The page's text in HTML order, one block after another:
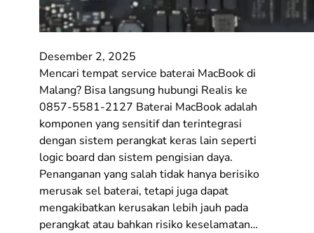
Desember 2, 2025
Mencari tempat service baterai MacBook di
Malang? Bisa langsung hubungi Realis ke
0857-5581-2127 Baterai MacBook adalah
komponen yang sensitif dan terintegrasi
dengan sistem perangkat keras lain seperti
logic board dan sistem pengisian daya.
Penanganan yang salah tidak hanya berisiko
merusak sel baterai, tetapi juga dapat
mengakibatkan kerusakan lebih jauh pada
perangkat atau bahkan risiko keselamatan…